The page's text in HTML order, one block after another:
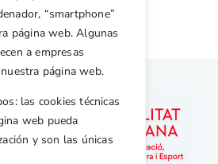
“smartphone”
página web. Algunas
a empresas
página web.
las cookies técnicas
web pueda
y son las únicas